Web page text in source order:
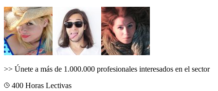
>> Únete a más de 1.000.000 profesionales interesados en el sector
400 Horas Lectivas